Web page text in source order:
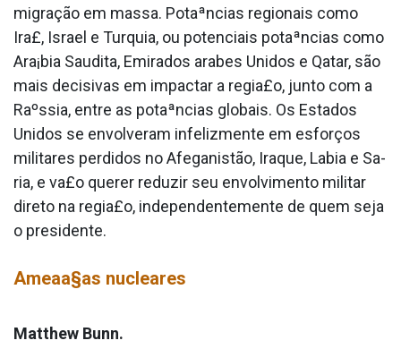
migração em massa. Potaªncias regionais como
Ira£, Israel e Turquia, ou potenciais potaªncias como
Ara¡bia Saudita, Emirados arabes Unidos e Qatar, são
mais decisivas em impactar a regia£o, junto com a
Raºssia, entre as potaªncias globais. Os Estados
Unidos se envolveram infelizmente em esforços
militares perdidos no Afeganistão, Iraque, La­bia e Sa­
ria, e va£o querer reduzir seu envolvimento militar
direto na regia£o, independentemente de quem seja
o presidente.
Ameaa§as nucleares
Matthew Bunn.